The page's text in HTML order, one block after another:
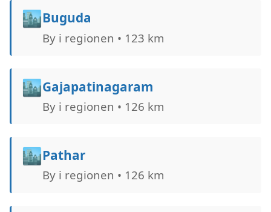
🏙️Buguda
By i regionen • 123 km
🏙️Gajapatinagaram
By i regionen • 126 km
🏙️Pathar
By i regionen • 126 km